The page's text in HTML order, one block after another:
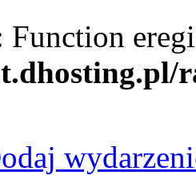
Function